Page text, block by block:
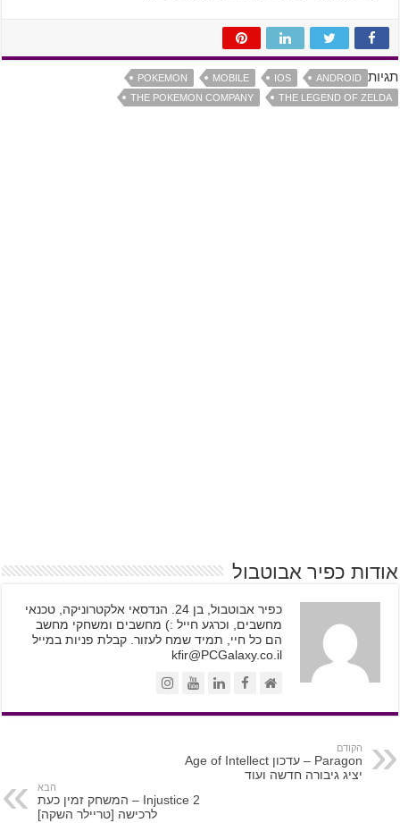
תגיות ANDROID
IOS
MOBILE
POKEMON
THE LEGEND OF ZELDA
THE POKEMON COMPANY
אודות כפיר אבוטבול
כפיר אבוטבול, בן 24. הנדסאי אלקטרוניקה, טכנאי
מחשבים, וכרגע חייל :) מחשבים ומשחקי מחשב
הם כל חיי, תמיד שמח לעזור. קבלת פניות במייל
kfir@PCGalaxy.co.il
הקודם
Paragon – עדכון Age of Intellect
יציג גיבורה חדשה ועוד
הבא
Injustice 2 – המשחק זמין כעת
לרכישה [טריילר השקה]